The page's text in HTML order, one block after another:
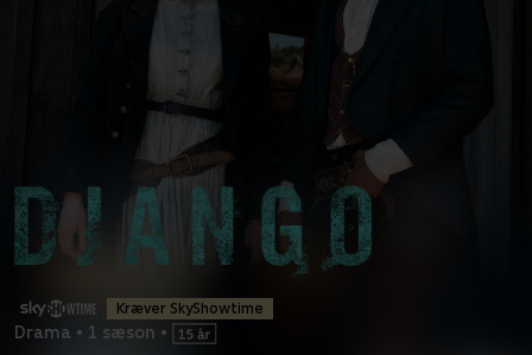
Kræver SkyShowtime
Drama • 1 sæson •